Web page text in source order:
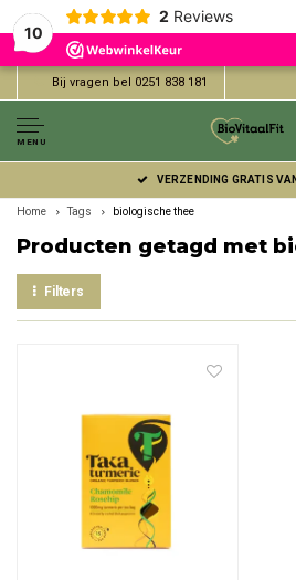
10
2 Reviews
Bij vragen bel 0251 838 181
MENU
VERZENDING GRATIS
Home Tags biologische thee
Producten getagd met
Filters